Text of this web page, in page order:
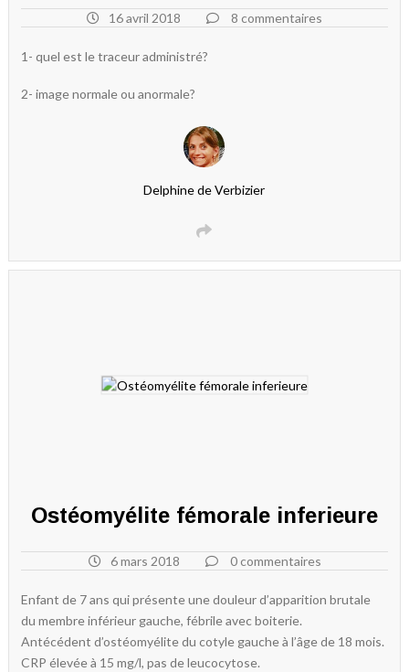
16 avril 2018 8 commentaires
1- quel est le traceur administré?
2- image normale ou anormale?
Delphine de Verbizier
Ostéomyélite fémorale inferieure
6 mars 2018 0 commentaires
Enfant de 7 ans qui présente une douleur d’apparition brutale
du membre inférieur gauche, fébrile avec boiterie.
Antécédent d’ostéomyélite du cotyle gauche à l’âge de 18 mois.
CRP élevée à 15 mg/l, pas de leucocytose.